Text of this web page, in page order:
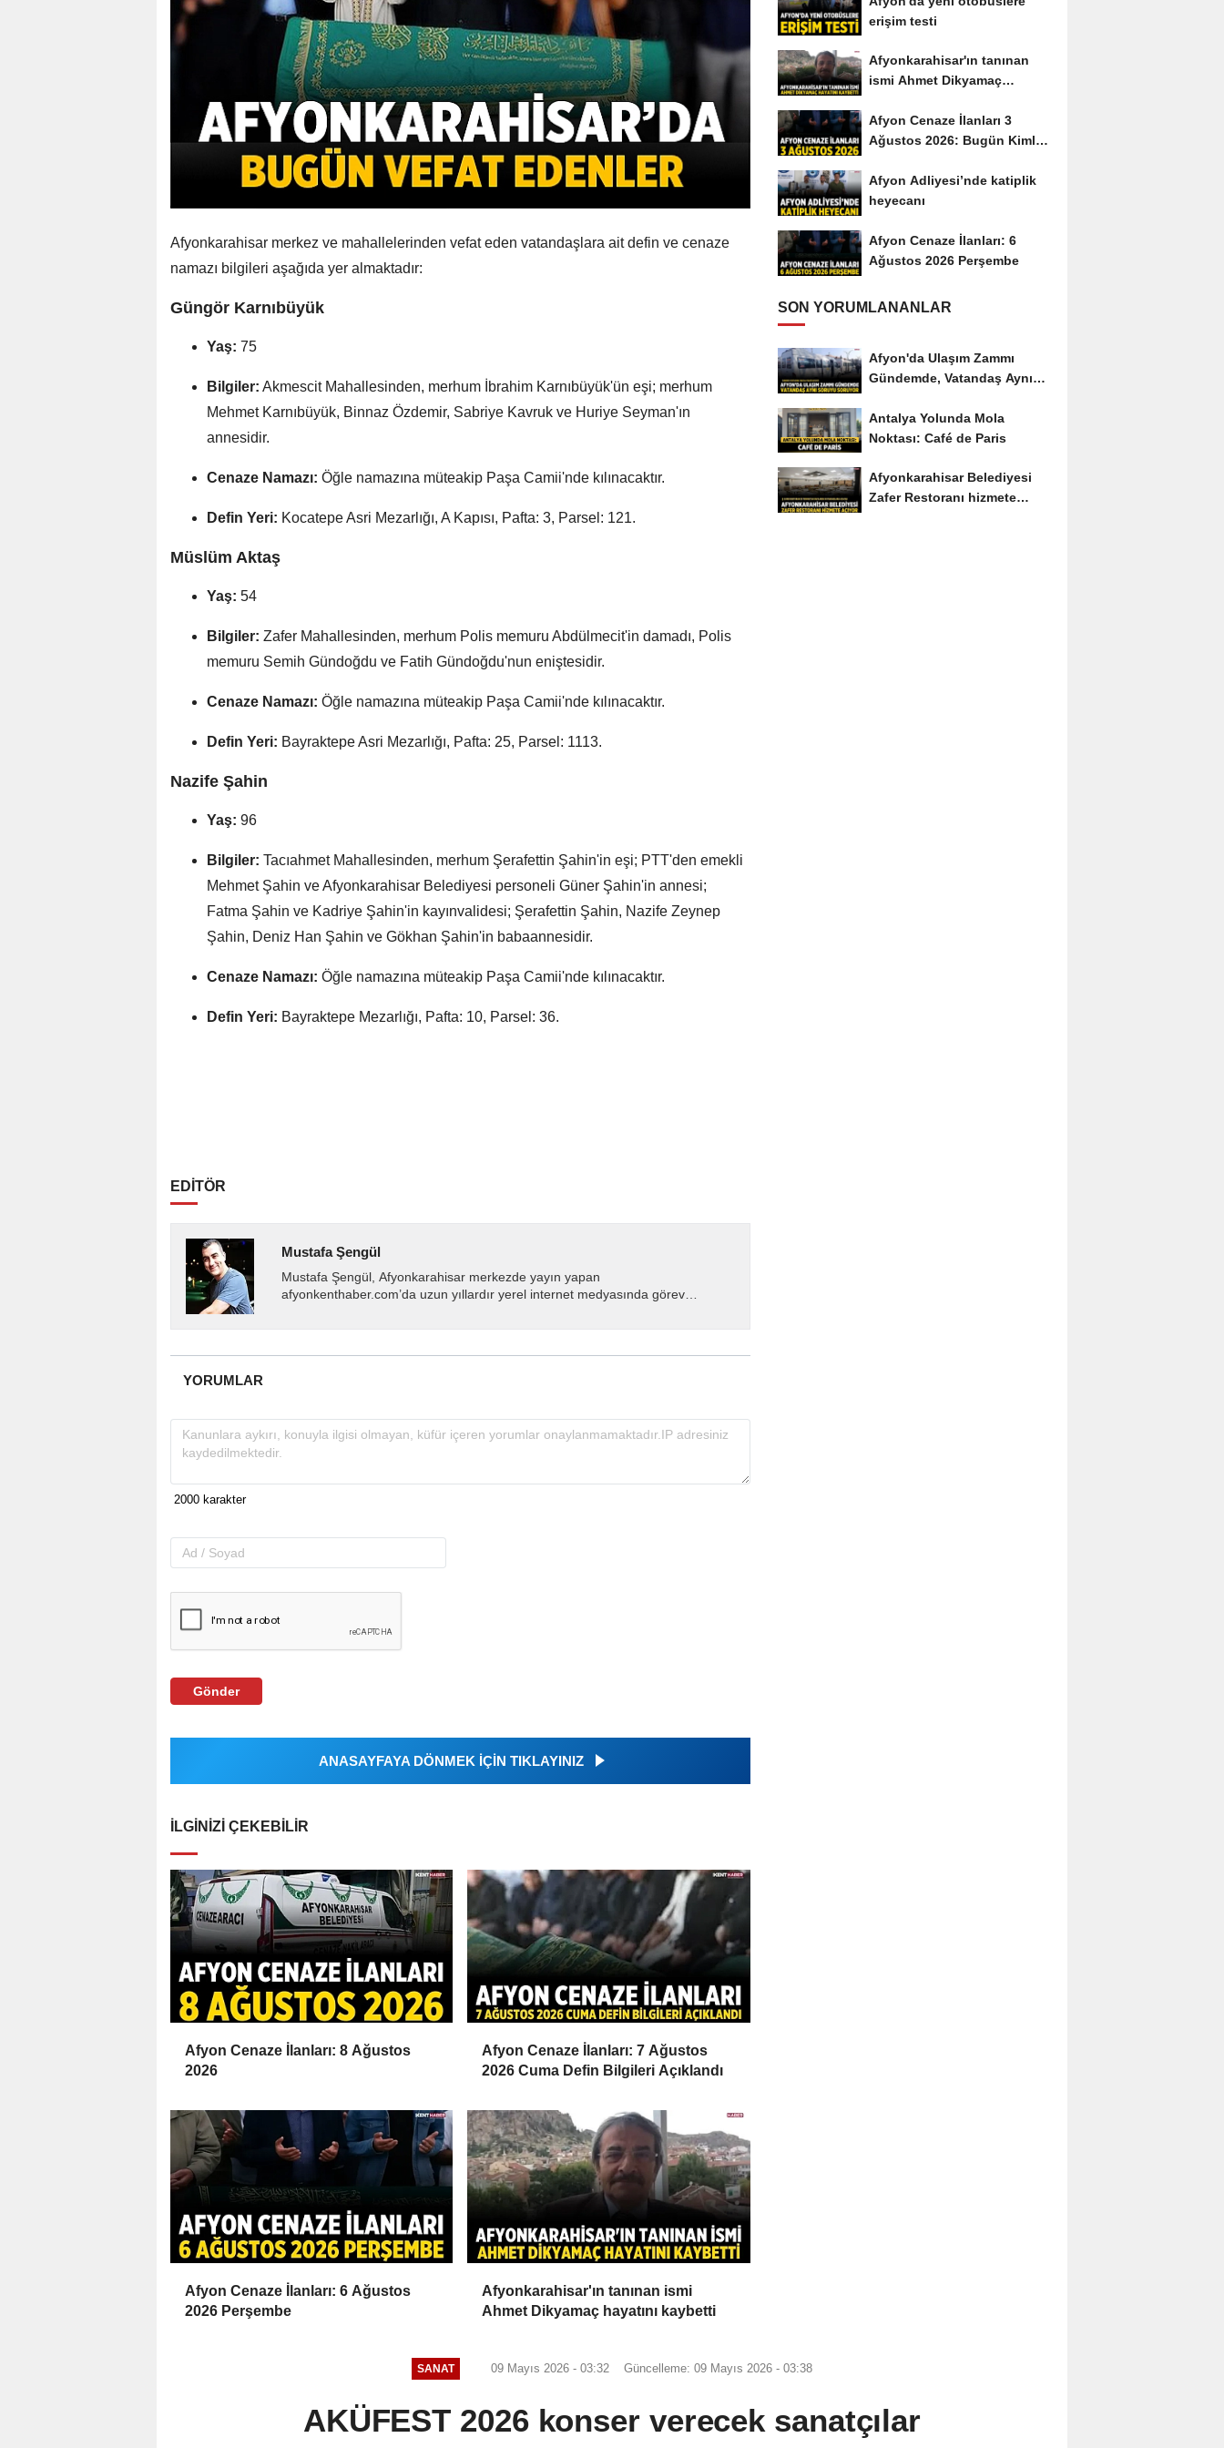
Afyonkarahisar merkez ve mahallelerinden vefat eden vatandaşlara ait defin ve cenaze
namazı bilgileri aşağıda yer almaktadır:
Güngör Karnıbüyük
Yaş: 75
Bilgiler: Akmescit Mahallesinden, merhum İbrahim Karnıbüyük'ün eşi; merhum
Mehmet Karnıbüyük, Binnaz Özdemir, Sabriye Kavruk ve Huriye Seyman'ın
annesidir.
Cenaze Namazı: Öğle namazına müteakip Paşa Camii'nde kılınacaktır.
Defin Yeri: Kocatepe Asri Mezarlığı, A Kapısı, Pafta: 3, Parsel: 121.
Müslüm Aktaş
Yaş: 54
Bilgiler: Zafer Mahallesinden, merhum Polis memuru Abdülmecit'in damadı, Polis
memuru Semih Gündoğdu ve Fatih Gündoğdu'nun eniştesidir.
Cenaze Namazı: Öğle namazına müteakip Paşa Camii'nde kılınacaktır.
Defin Yeri: Bayraktepe Asri Mezarlığı, Pafta: 25, Parsel: 1113.
Nazife Şahin
Yaş: 96
Bilgiler: Tacıahmet Mahallesinden, merhum Şerafettin Şahin'in eşi; PTT'den emekli
Mehmet Şahin ve Afyonkarahisar Belediyesi personeli Güner Şahin'in annesi;
Fatma Şahin ve Kadriye Şahin'in kayınvalidesi; Şerafettin Şahin, Nazife Zeynep
Şahin, Deniz Han Şahin ve Gökhan Şahin'in babaannesidir.
Cenaze Namazı: Öğle namazına müteakip Paşa Camii'nde kılınacaktır.
Defin Yeri: Bayraktepe Mezarlığı, Pafta: 10, Parsel: 36.
EDİTÖR
Mustafa Şengül
Mustafa Şengül, Afyonkarahisar merkezde yayın yapan
afyonkenthaber.com’da uzun yıllardır yerel internet medyasında görev
YORUMLAR
Gönder
ANASAYFAYA DÖNMEK İÇİN TIKLAYINIZ
İLGINIZI ÇEKEBILIR
Afyon Cenaze İlanları: 8 Ağustos
2026
Afyon Cenaze İlanları: 7 Ağustos
2026 Cuma Defin Bilgileri Açıklandı
Afyon Cenaze İlanları: 6 Ağustos
2026 Perşembe
Afyonkarahisar'ın tanınan ismi
Ahmet Dikyamaç hayatını kaybetti
erişim testi
Afyonkarahisar'ın tanınan
ismi Ahmet Dikyamaç
Afyon Cenaze İlanları 3
Ağustos 2026: Bugün Kimler
Afyon Adliyesi’nde katiplik
heyecanı
Afyon Cenaze İlanları: 6
Ağustos 2026 Perşembe
SON YORUMLANANLAR
Afyon'da Ulaşım Zammı
Gündemde, Vatandaş Aynı
Antalya Yolunda Mola
Noktası: Café de Paris
Afyonkarahisar Belediyesi
Zafer Restoranı hizmete
SANAT 09 Mayıs 2026 - 03:32 Güncelleme: 09 Mayıs 2026 - 03:38
AKÜFEST 2026 konser verecek sanatçılar